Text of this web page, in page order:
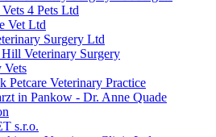
4 Pets Ltd
Vet Ltd
Surgery Ltd
Veterinary Surgery
Vets
Petcare Veterinary Practice
in Pankow - Dr. Anne Quade
s.r.o.